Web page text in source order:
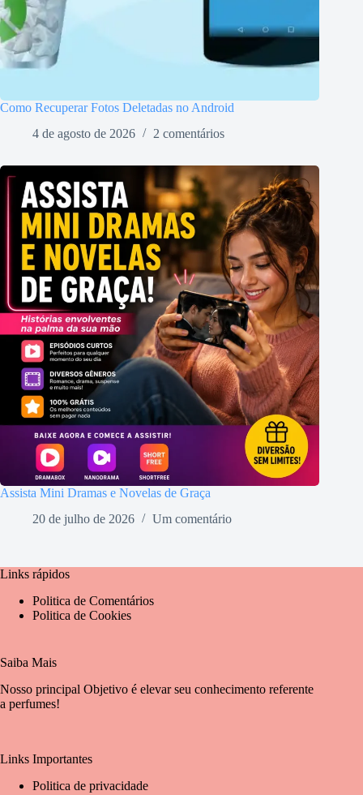
Como Recuperar Fotos Deletadas no Android
4 de agosto de 2026
2 comentários
Assista Mini Dramas e Novelas de Graça
20 de julho de 2026
Um comentário
Links rápidos
Politica de Comentários
Politica de Cookies
Saiba Mais
Nosso principal Objetivo é elevar seu conhecimento referente
a perfumes!
Links Importantes
Politica de privacidade